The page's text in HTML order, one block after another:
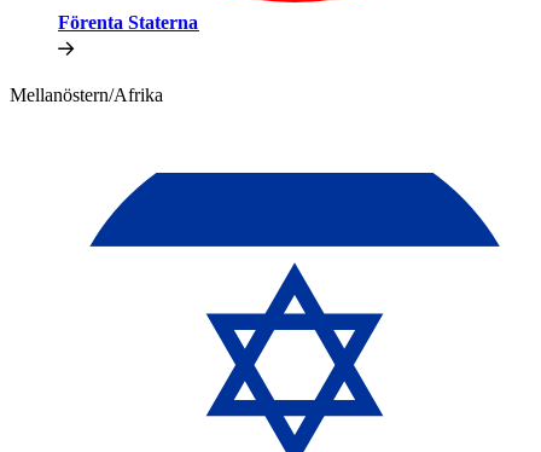
Förenta Staterna​​
Mellanöstern/Afrika​​